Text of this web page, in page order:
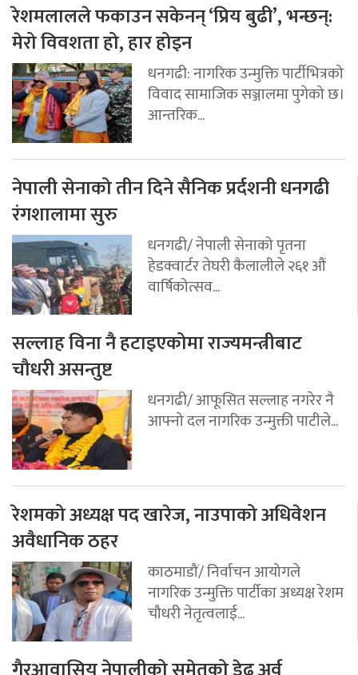
रेशमलालले फकाउन सकेनन् ‘प्रिय बुढी’, भन्छन्:
मेरो विवशता हो, हार होइन
धनगढी: नागरिक उन्मुक्ति पार्टीभित्रको
विवाद सामाजिक सञ्जालमा पुगेको छ।
आन्तरिक...
नेपाली सेनाको तीन दिने सैनिक प्रर्दशनी धनगढी
रंगशालामा सुरु
धनगढी/ नेपाली सेनाको पृतना
हेडक्वार्टर तेघरी कैलालीले २६१ औं
वार्षिकोत्सव...
सल्लाह विना नै हटाइएकोमा राज्यमन्त्रीबाट
चौधरी असन्तुष्ट
धनगढी/ आफूसित सल्लाह नगरेर नै
आफ्नो दल नागरिक उन्मुक्ती पाटीले...
रेशमको अध्यक्ष पद खारेज, नाउपाको अधिवेशन
अवैधानिक ठहर
काठमाडौं/ निर्वाचन आयोगले
नागरिक उन्मुक्ति पार्टीका अध्यक्ष रेशम
चौधरी नेतृत्वलाई...